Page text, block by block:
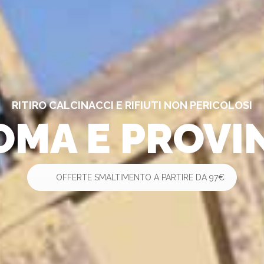
RITIRO CALCINACCI E RIFIUTI NON PERICOLOSI
E
OFFERTE SMALTIMENTO A PARTIRE DA 97€